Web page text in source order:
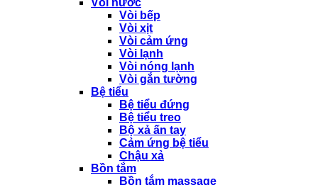
Vòi nước
Vòi bếp
Vòi xịt
Vòi cảm ứng
Vòi lạnh
Vòi nóng lạnh
Vòi gắn tường
Bệ tiểu
Bệ tiểu đứng
Bệ tiểu treo
Bộ xả ấn tay
Cảm ứng bệ tiểu
Chậu xả
Bồn tắm
Bồn tắm massage